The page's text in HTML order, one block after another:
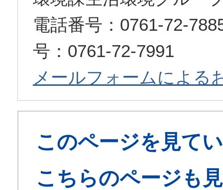
電話番号：0761-72-
号：0761-72-7991
メールフォームによる
このページを見て
こちらのページも